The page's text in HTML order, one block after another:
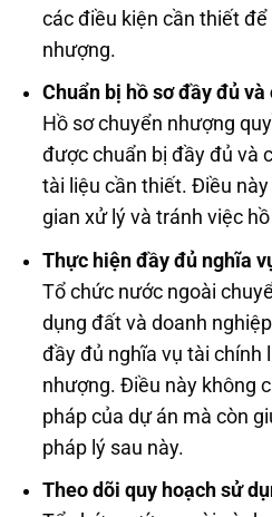
các điều kiện cần thiết
nhượng.
Chuẩn bị hồ sơ đầy đủ và
Hồ sơ chuyển nhượng
được chuẩn bị đầy đủ và
tài liệu cần thiết. Điều
gian xử lý và tránh việc
Thực hiện đầy đủ nghĩa
Tổ chức nước ngoài
dụng đất và doanh
đầy đủ nghĩa vụ tài chính
nhượng. Điều này không
pháp của dự án mà còn
pháp lý sau này.
Theo dõi quy hoạch sử